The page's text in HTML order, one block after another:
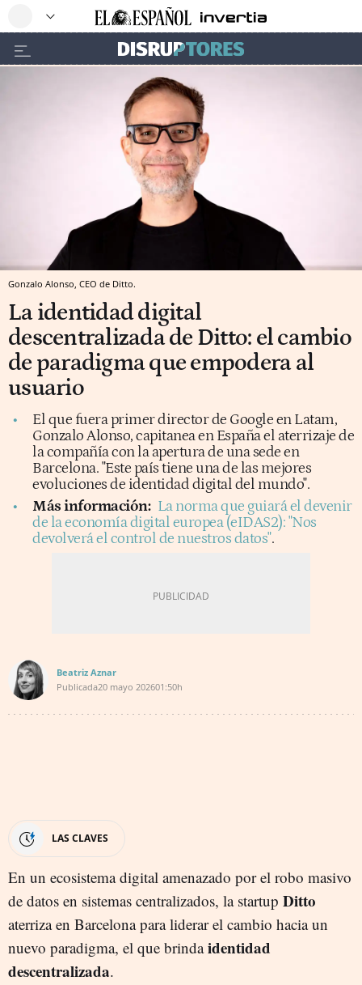
Gonzalo Alonso, CEO de Ditto.
La identidad digital
descentralizada de Ditto: el cambio
de paradigma que empodera al
usuario
El que fuera primer director de Google en Latam,
Gonzalo Alonso, capitanea en España el aterrizaje de
la compañía con la apertura de una sede en
Barcelona. "Este país tiene una de las mejores
evoluciones de identidad digital del mundo".
Más información: La norma que guiará el devenir
de la economía digital europea (eIDAS2): "Nos
devolverá el control de nuestros datos".
Beatriz Aznar
Publicada20 mayo 202601:50h
LAS CLAVES
En un ecosistema digital amenazado por el robo masivo
de datos en sistemas centralizados, la startup Ditto
aterriza en Barcelona para liderar el cambio hacia un
nuevo paradigma, el que brindaidentidad
descentralizada.